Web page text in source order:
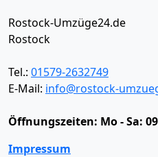
Rostock-Umzüge24.de
Rostock
Tel.: 01579-2632749
E-Mail: info@rostock-
Öffnungszeiten: Mo - Sa:
Impressum